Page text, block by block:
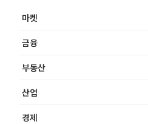
마켓
금융
부동산
산업
경제